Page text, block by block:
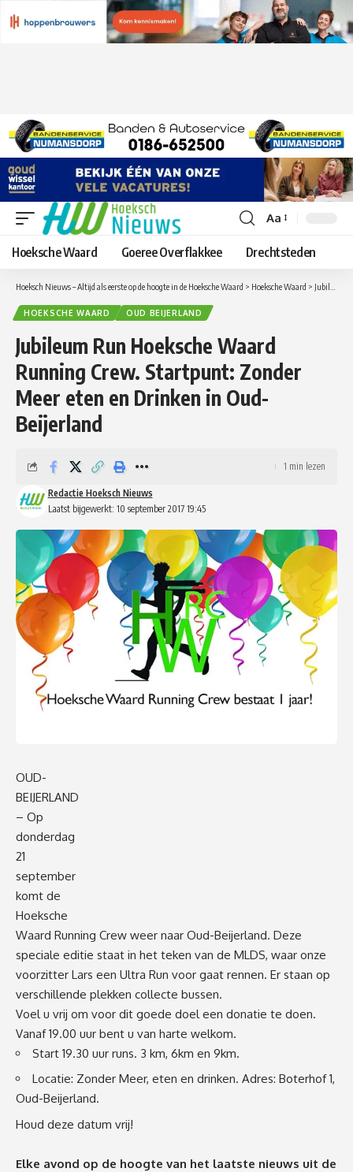
Lettergrootte
aanpassen
Aa
Hoeksche Waard Goeree Overflakkee Drechtsteden
Hoeksch Nieuws – Altijd als eerste op de hoogte in de Hoeksche Waard > Hoeksche Waard > Jubileum Run Hoeksche Waard Running Crew. Startpunt: Zonder Meer eten en Drinken in Oud-Beijerland
HOEKSCHE WAARD OUD BEIJERLAND
Jubileum Run Hoeksche Waard
Running Crew. Startpunt: Zonder
Meer eten en Drinken in Oud-
Beijerland
Laatst bijgewerkt: 10 september 2017 19:45
Redactie Hoeksch Nieuws
1 min lezen
OUD-
BEIJERLAND
– Op
donderdag
21
september
komt de
Hoeksche
Waard Running Crew weer naar Oud-Beijerland. Deze
speciale editie staat in het teken van de MLDS, waar onze
voorzitter Lars een Ultra Run voor gaat rennen. Er staan op
verschillende plekken collecte bussen.
Voel u vrij om voor dit goede doel een donatie te doen.
Vanaf 19.00 uur bent u van harte welkom.
Start 19.30 uur runs. 3 km, 6km en 9km.
Locatie: Zonder Meer, eten en drinken. Adres: Boterhof 1,
Oud-Beijerland.
Houd deze datum vrij!
Elke avond op de hoogte van het laatste nieuws uit de